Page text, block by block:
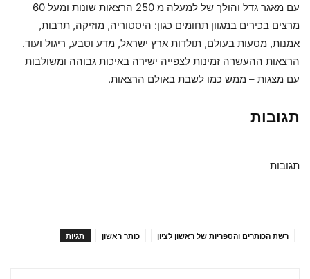
עם מאגר גדל והולך של למעלה מ 250 הרצאות שונות ומעל 60
מרצים בכירים במגוון תחומים כגון: היסטוריה, מוזיקה, תרבות,
אמנות, מסעות בעולם, תולדות ארץ ישראל, מדע וטבע, ריגול ועוד.
הרצאות ההעשרה זמינות לצפייה ישירה באיכות גבוהה ומשולבות
עם מצגות – ממש כמו לשבת באולם הרצאות.
תגובות
תגובות
תגיות כותר ראשון רשת הכותרים והספריות של ראשון לציון